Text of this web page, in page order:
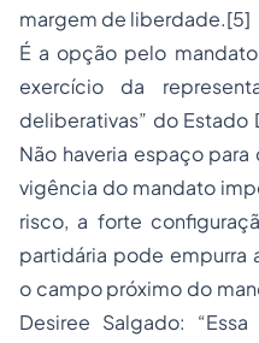
margem de liberdade.[5]
É a opção pelo
exercício da
deliberativas” do
Não haveria espaço
vigência do mandato
risco, a forte
partidária pode empurra
o campo próximo do
Desiree Salgado: